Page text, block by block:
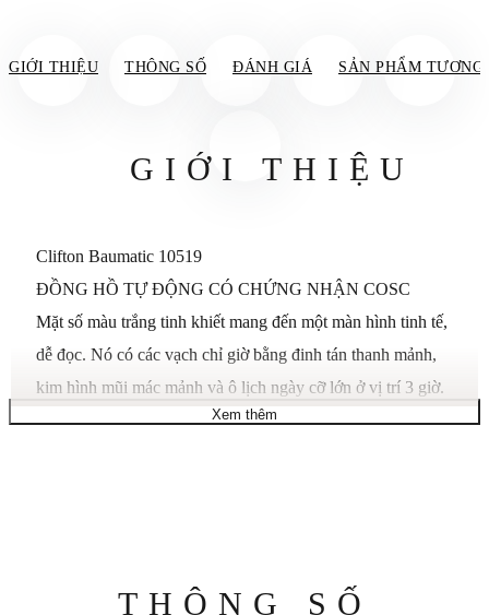
GIỚI THIỆU THÔNG SỐ ĐÁNH GIÁ SẢN PHẨM TƯƠNG
GIỚI THIỆU
Clifton Baumatic 10519
ĐỒNG HỒ TỰ ĐỘNG CÓ CHỨNG NHẬN COSC
Mặt số màu trắng tinh khiết mang đến một màn hình tinh tế,
dễ đọc. Nó có các vạch chỉ giờ bằng đinh tán thanh mảnh,
kim hình mũi mác mảnh và ô lịch ngày cỡ lớn ở vị trí 3 giờ.
vành bezel có viền vàng hồng 18K. Có khả năng chống
Xem thêm
THÔNG SỐ